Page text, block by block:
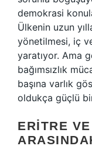
demokrasi
Ülkenin uzun
yönetilmesi, iç
yaratıyor. Ama
bağımsızlık
başına varlık
oldukça güçlü
ERITRE